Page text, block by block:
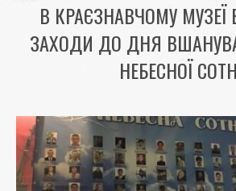
В КРАЄЗНАВЧОМУ МУЗЕЇ
ЗАХОДИ ДО ДНЯ
НЕБЕСНОЇ